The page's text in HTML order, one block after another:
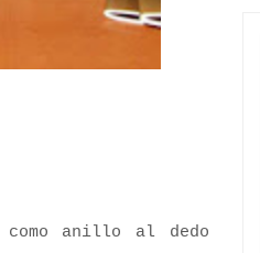
anillo al dedo